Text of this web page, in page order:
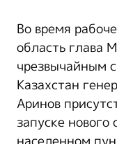
Во время
область глава
чрезвычайным
Казахстан
Аринов
запуске нового